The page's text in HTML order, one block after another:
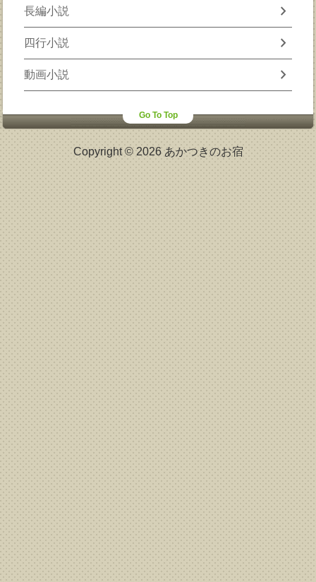
長編小説 chevron_right
四行小説 chevron_right
動画小説 chevron_right
Go To Top
Copyright © 2026 あかつきのお宿